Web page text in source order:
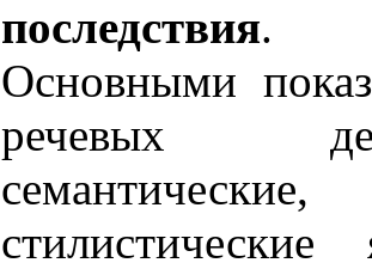
последствия.
Основными
речевых